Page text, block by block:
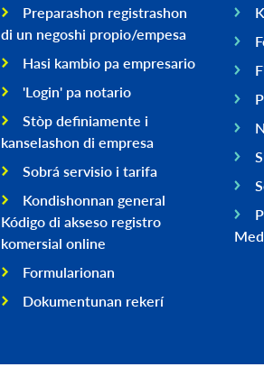
Preparashon registrashon
di un negoshi propio/empesa
Hasi kambio pa empresario
'Login' pa notario
Stòp definiamente i
kanselashon di empresa
Sobrá servisio i tarifa
Kondishonnan general
Kódigo di akseso registro
komersial online
Formularionan
Dokumentunan rekerí